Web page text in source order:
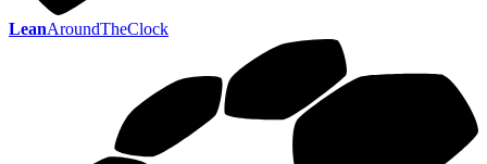
LeanAroundTheClock